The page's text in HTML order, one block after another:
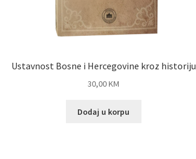
Ustavnost Bosne i Hercegovine kroz historiju
30,00KM
Dodaj u korpu